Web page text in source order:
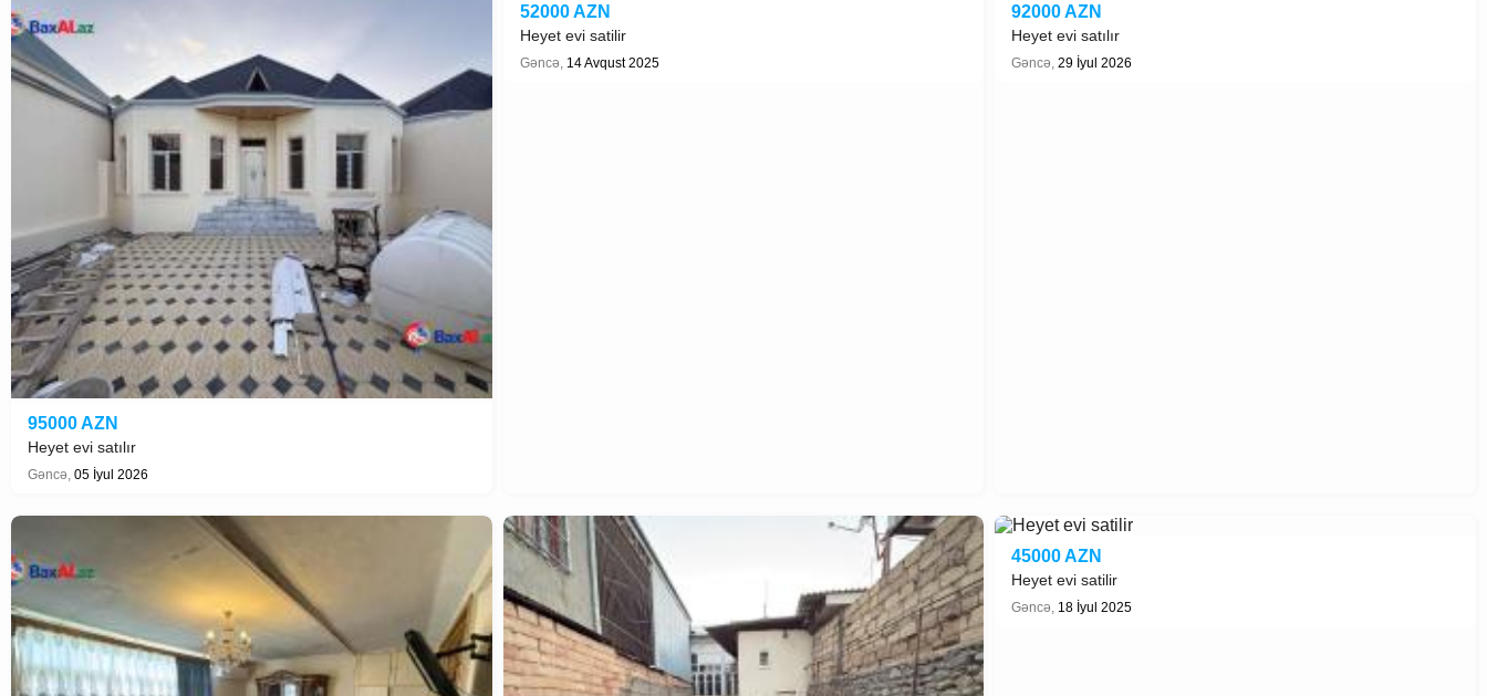
95000 AZN
Heyet evi satılır
Gəncə, 05 İyul 2026
52000 AZN
Heyet evi satilir
Gəncə, 14 Avqust 2025
92000 AZN
Heyet evi satılır
Gəncə,29 İyul 2026
45000 AZN
Heyet evi satilir
Gəncə, 18 İyul 2025